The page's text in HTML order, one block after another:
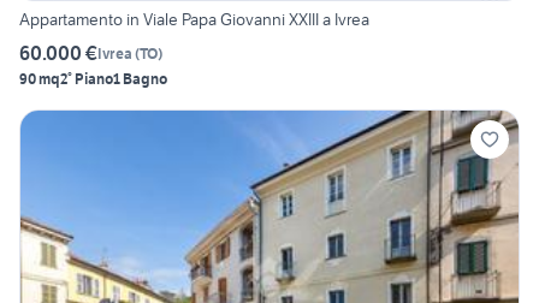
Appartamento in Viale Papa Giovanni XXIII a Ivrea
60.000 €Ivrea (TO)
90 mq2° Piano1 Bagno